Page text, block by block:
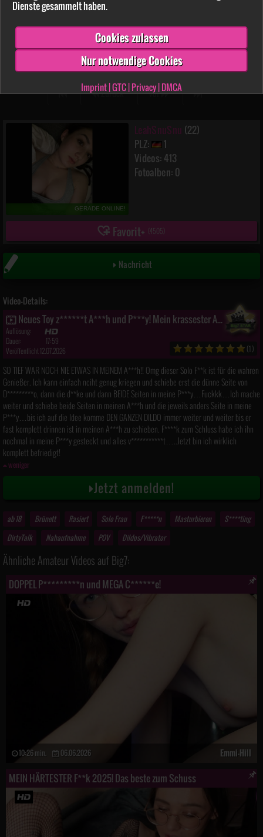
Dienste gesammelt haben.
Cookies zulassen
Nur notwendige Cookies
Imprint|GTC|Privacy|DMCA
12.07.2026
Zurück Vor
GERADE ONLINE!
LeahSnuSnu (22)
PLZ:
1
Videos: 413
Fotoalben: 0
Favorit (4505)
Nachricht
Video-Details:
Neues Toy z******t A***h und P***y! Mein krassester A******k!!
Auflösung:
Dauer:
17:59
Veröffentlicht 12.07.2026
(1)
SO TIEF WAR NOCH NIE ETWAS IN MEINEM A***h!! Omg dieser Solo F**k ist für die wahren
Genießer. Ich kann einfach nciht genug kriegen und schiebe erst die dünne Seite von
D*********o, dann die d**ke und dann BEIDE Seiten in meine P***y…Fuckkk…Ich mache
weiter und schiebe beide Seiten in meinen A***h und die jeweils anders Seite in meine
P***y…bis ich auf die Idee komme DEN GANZEN DILDO immer weiter und weiter bis er
fast komplett drinnen ist in meinen A***h zu schieben. F****k zum Schluss habe ich ihn
nochmal in meine P***y gesteckt und alles v***********t…..Jetzt bin ich wirklich
komplett befriedigt!
weniger
Jetzt anmelden!
ab 18 Brünett Rasiert Solo Frau F*****n Masturbieren
S****ting
DirtyTalk
Nahaufnahme POV Dildos/Vibrator
Ähnliche Amateur Videos auf Big7:
DOPPEL P*********n und MEGA C******e!
10:26 min. 06.06.2026 Emmi-Hill
MEIN HÄRTESTER F**k 2025! Das beste zum Schuss